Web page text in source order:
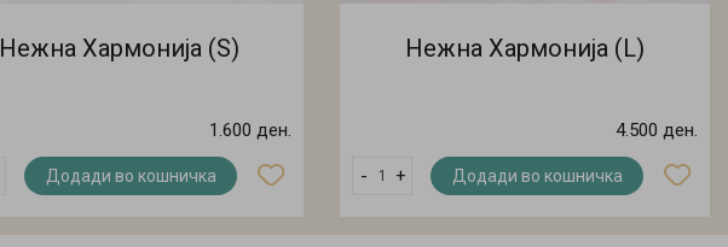
Нежна Хармонија (S)
1.600 ден.
Додади во кошничка
Нежна Хармонија (L)
4.500 ден.
- + Додади во кошничка